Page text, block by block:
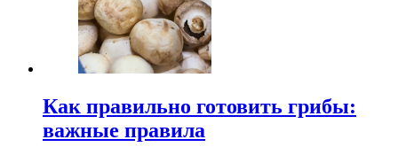
Как правильно готовить грибы:
важные правила